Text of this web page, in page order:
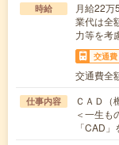
時給
月給22
業代は全
力等を考
交通費
交通費全
仕事内容
ＣＡＤ（
＜一生も
「CAD